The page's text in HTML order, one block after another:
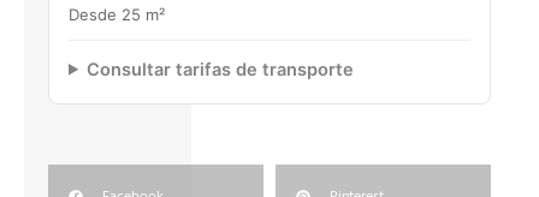
Desde 25 m²
Consultar tarifas de transporte